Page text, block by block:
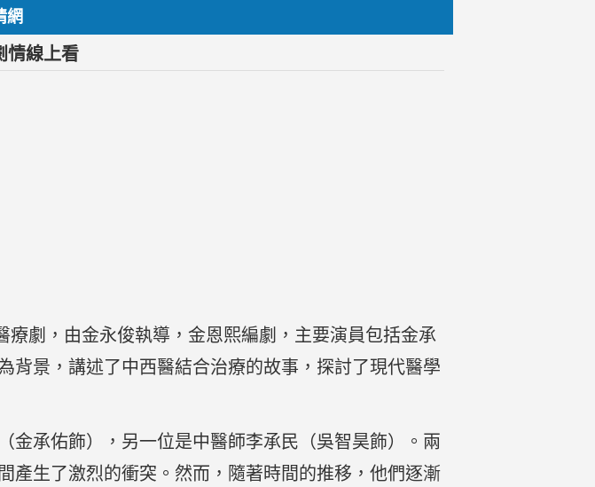
網
情線上看
療劇，由金永俊執導，金恩熙編劇，主要演員包括金承
背景，講述了中西醫結合治療的故事，探討了現代醫學
金承佑飾），另一位是中醫師李承民（吳智昊飾）。兩
產生了激烈的衝突。然而，隨著時間的推移，他們逐漸